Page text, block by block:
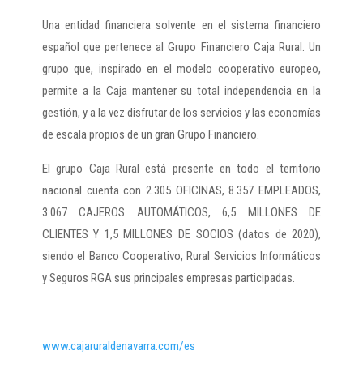
Una entidad financiera solvente en el sistema financiero
español que pertenece al Grupo Financiero Caja Rural. Un
grupo que, inspirado en el modelo cooperativo europeo,
permite a la Caja mantener su total independencia en la
gestión, y a la vez disfrutar de los servicios y las economías
de escala propios de un gran Grupo Financiero.
El grupo Caja Rural está presente en todo el territorio
nacional cuenta con 2.305 OFICINAS, 8.357 EMPLEADOS,
3.067 CAJEROS AUTOMÁTICOS, 6,5 MILLONES DE
CLIENTES Y 1,5 MILLONES DE SOCIOS (datos de 2020),
siendo el Banco Cooperativo, Rural Servicios Informáticos
y Seguros RGA sus principales empresas participadas.
www.cajaruraldenavarra.com/es